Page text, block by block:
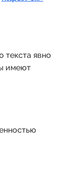
текста явно
имеют